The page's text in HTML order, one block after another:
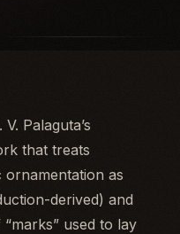
Palaguta’s
that treats
ornamentation as
derived) and
used to lay